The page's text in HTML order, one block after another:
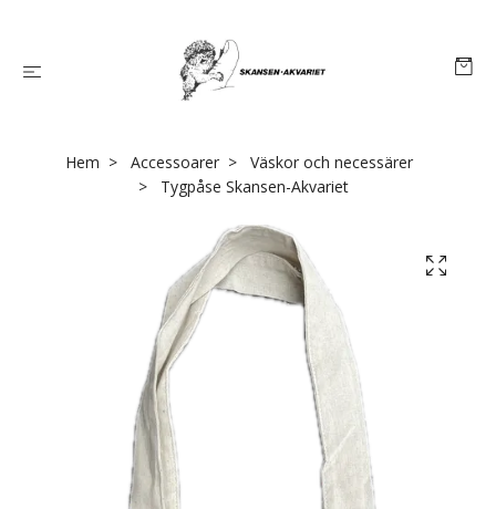
Hem Accessoarer
Väskor och necessärer
Tygpåse Skansen-Akvariet